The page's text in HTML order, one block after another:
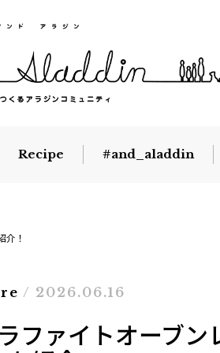
Recipe #and_aladdin
介！
/ 2026.06.16
ファイトオーブン